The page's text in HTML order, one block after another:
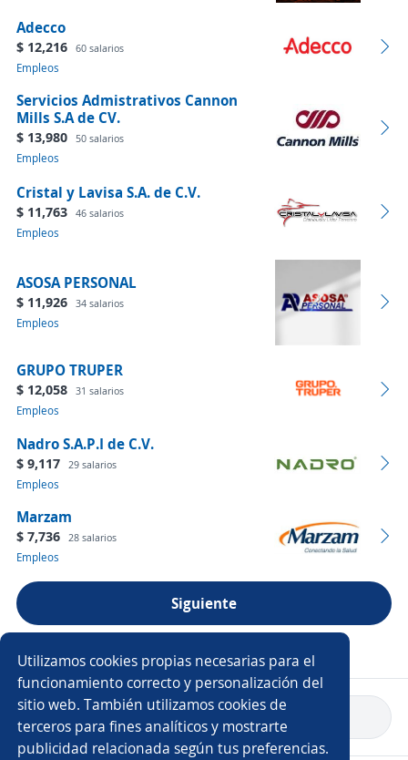
Utilizamos cookies propias necesarias para el
funcionamiento correcto y personalización del
sitio web. También utilizamos cookies de
terceros para fines analíticos y mostrarte
publicidad relacionada según tus preferencias.
Adecco
$ 12,216 60 salarios
Empleos
Servicios Admistrativos Cannon
Mills S.A de CV.
$ 13,980 50 salarios
Empleos
Cristal y Lavisa S.A. de C.V.
$ 11,763 46 salarios
Empleos
ASOSA PERSONAL
$ 11,926 34 salarios
Empleos
GRUPO TRUPER
$ 12,058 31 salarios
Empleos
Nadro S.A.P.I de C.V.
$ 9,117 29 salarios
Empleos
Marzam
$ 7,736 28 salarios
Empleos
Siguiente
Ver más empresas
Volver a inicio